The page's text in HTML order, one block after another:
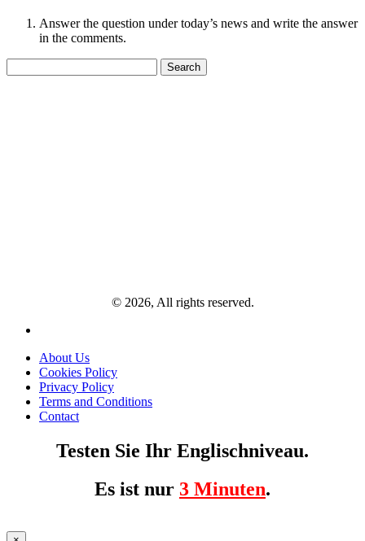
Answer the question under today’s news and write the answer
in the comments.
for:
© 2026, All rights reserved.
About Us
Cookies Policy
Privacy Policy
Terms and Conditions
Contact
Testen Sie Ihr Englischniveau.
Es ist nur 3 Minuten.